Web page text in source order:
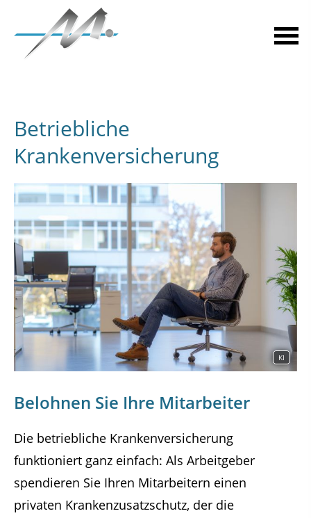
Betriebliche
Krankenversicherung
KI
Belohnen Sie Ihre Mitarbeiter
Die betriebliche Krankenversicherung
funktioniert ganz einfach: Als Arbeitgeber
spendieren Sie Ihren Mitarbeitern einen
privaten Krankenzusatzschutz, der die